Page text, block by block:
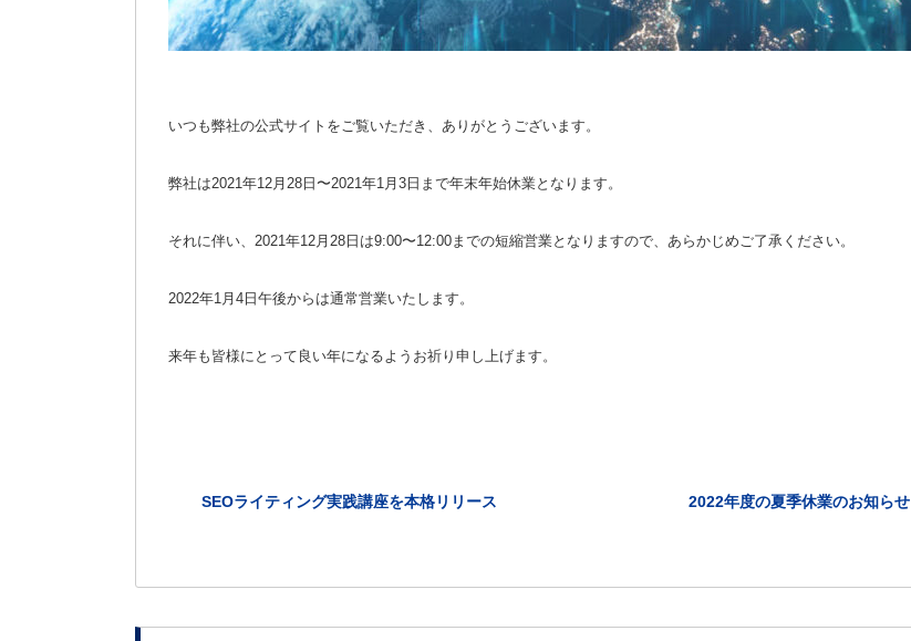
いつも弊社の公式サイトをご覧いただき、ありがとうございます。
弊社は2021年12月28日〜2021年1月3日まで年末年始休業となります。
それに伴い、2021年12月28日は9:00〜12:00までの短縮営業となりますので、あらかじめご了承ください。
2022年1月4日午後からは通常営業いたします。
来年も皆様にとって良い年になるようお祈り申し上げます。
SEOライティング実践講座を本格リリース 2022年度の夏季休業のお知らせ